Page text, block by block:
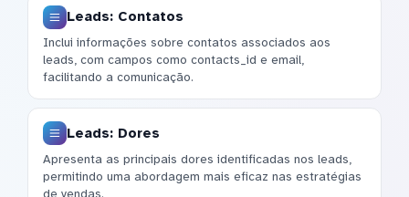
Leads: Contatos
Inclui informações sobre contatos associados aos
leads, com campos como contacts_id e email,
facilitando a comunicação.
Leads: Dores
Apresenta as principais dores identificadas nos leads,
permitindo uma abordagem mais eficaz nas estratégias
de vendas.